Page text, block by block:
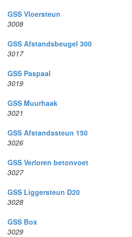
GSS Vloersteun
3008
GSS Afstandsbeugel 300
3017
GSS Paspaal
3019
GSS Muurhaak
3021
GSS Afstandssteun 150
3026
GSS Verloren betonvoet
3027
GSS Liggersteun D20
3028
GSS Box
3029